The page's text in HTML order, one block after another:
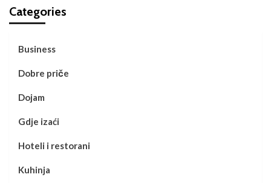
Categories
Business
Dobre priče
Dojam
Gdje izaći
Hoteli i restorani
Kuhinja